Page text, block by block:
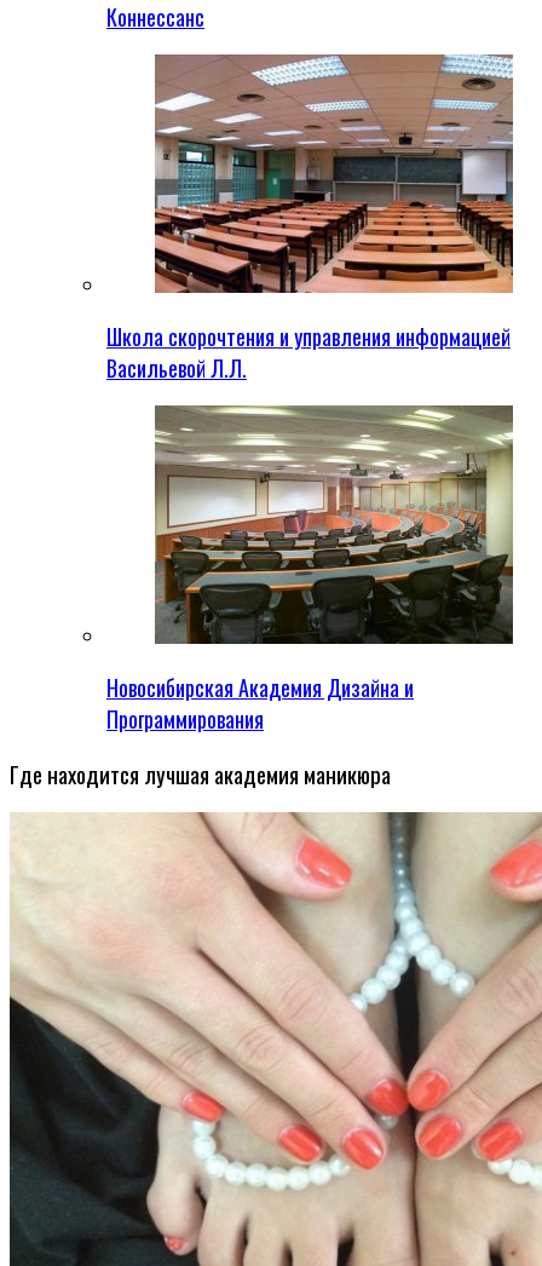
Коннессанс
Школа скорочтения и управления информацией
Васильевой Л.Л.
Новосибирская Академия Дизайна и
Программирования
Где находится лучшая академия маникюра